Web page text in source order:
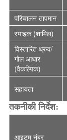
परिचालन तापमान
स्पाइक (शामिल)
विस्तारित ध्रुव/
गोल आधार
(वैकल्पिक)
सहायता
तकनीकी निर्देश:
आइटम नंबर